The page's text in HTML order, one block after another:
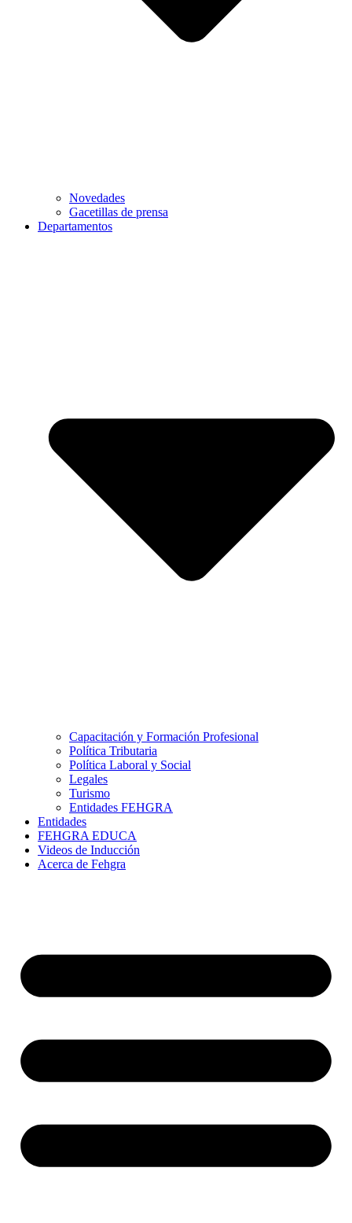
Novedades
Gacetillas de prensa
Departamentos
Capacitación y Formación Profesional
Política Tributaria
Política Laboral y Social
Legales
Turismo
Entidades FEHGRA
Entidades
FEHGRA EDUCA
Videos de Inducción
Acerca de Fehgra